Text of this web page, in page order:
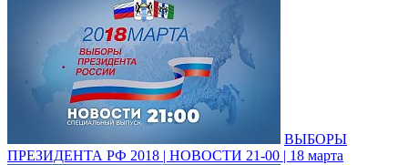
ВЫБОРЫ
ПРЕЗИДЕНТА РФ 2018 | НОВОСТИ 21-00 | 18 марта